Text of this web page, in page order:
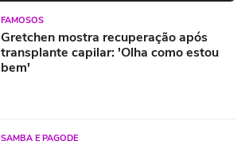
FAMOSOS
Gretchen mostra recuperação após
transplante capilar: 'Olha como estou
bem'
SAMBA E PAGODE